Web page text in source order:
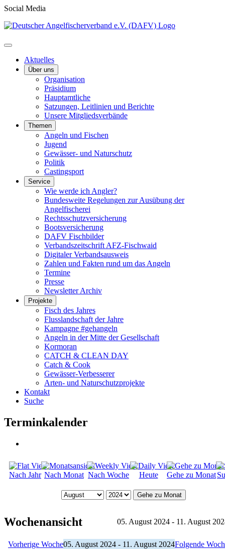
Social Media
Aktuelles
Über uns
Organisation
Präsidium
Hauptamtliche
Satzungen, Leitlinien und Berichte
Unsere Mitgliedsverbände
Themen
Angeln und Fischen
Jugend
Gewässer- und Naturschutz
Politik
Castingsport
Service
Wie werde ich Angler?
Bundesweite Regelungen zur Ausübung der
Angelfischerei
Rechtsschutzversicherung
Bootsversicherung
DAFV Fischbilder
Verbandszeitschrift AFZ-Fischwaid
Digitaler Verbandsausweis
Zahlen und Fakten rund um das Angeln
Termine
Presse
Newsletter Archiv
Projekte
Fisch des Jahres
Flusslandschaft der Jahre
Kampagne #gehangeln
Angeln in der Mitte der Gesellschaft
Kormoran
CATCH & CLEAN DAY
Catch & Cook
Gewässer-Verbesserer
Arten- und Naturschutzprojekte
Kontakt
Suche
Terminkalender
Nach Jahr Nach Monat Nach Woche Heute Gehe zu Monat
Gehe zu Monat
Wochenansicht 05. August 2024 - 11. August
Vorherige Woche05. August 2024 - 11. August 2024Folgende